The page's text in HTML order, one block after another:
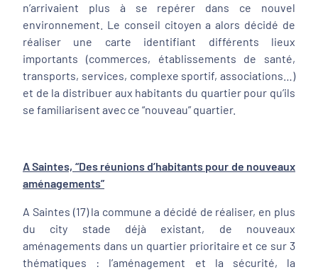
n’arrivaient plus à se repérer dans ce nouvel
environnement. Le conseil citoyen a alors décidé de
réaliser une carte identifiant différents lieux
importants (commerces, établissements de santé,
transports, services, complexe sportif, associations…)
et de la distribuer aux habitants du quartier pour qu’ils
se familiarisent avec ce “nouveau” quartier.
A Saintes, “Des réunions d’habitants pour de nouveaux
aménagements”
A Saintes (17) la commune a décidé de réaliser, en plus
du city stade déjà existant, de nouveaux
aménagements dans un quartier prioritaire et ce sur 3
thématiques : l’aménagement et la sécurité, la